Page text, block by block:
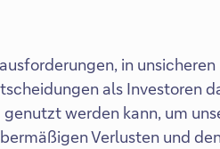
in
als Investoren
werden kann, um
Verlusten und